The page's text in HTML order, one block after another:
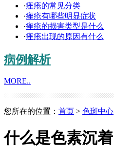
·痤疮的常见分类
·痤疮有哪些明显症状
·痤疮的损害类型是什么
·痤疮出现的原因有什么
病例解析
MORE..
您所在的位置： 首页 > 色斑中心
什么是色素沉着